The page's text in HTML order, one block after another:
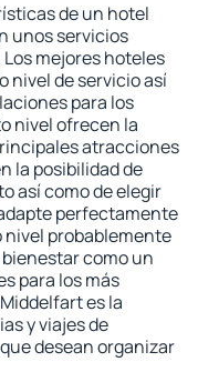
de un hotel
unos servicios
mejores hoteles
nivel de servicio así
para los
nivel ofrecen la
atracciones
la posibilidad de
así como de elegir
perfectamente
nivel probablemente
como un
para los más
es la
y viajes de
desean organizar